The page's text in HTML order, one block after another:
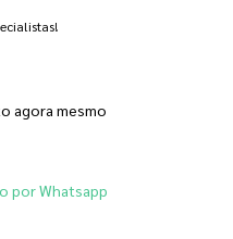
agora mesmo
por Whatsapp